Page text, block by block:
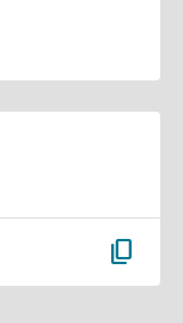
content_copy